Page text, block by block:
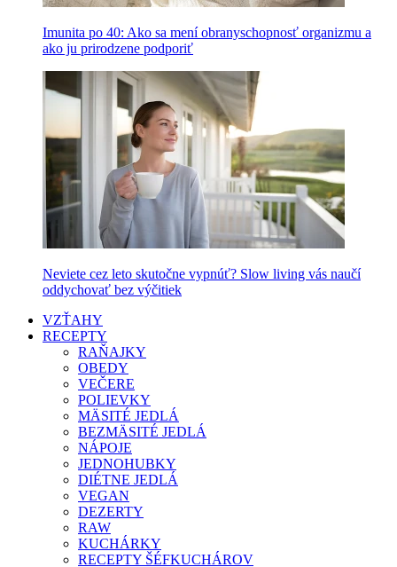
Imunita po 40: Ako sa mení obranyschopnosť organizmu a
ako ju prirodzene podporiť
Neviete cez leto skutočne vypnúť? Slow living vás naučí
oddychovať bez výčitiek
VZŤAHY
RECEPTY
RAŇAJKY
OBEDY
VEČERE
POLIEVKY
MÄSITÉ JEDLÁ
BEZMÄSITÉ JEDLÁ
NÁPOJE
JEDNOHUBKY
DIÉTNE JEDLÁ
VEGAN
DEZERTY
RAW
KUCHÁRKY
RECEPTY ŠÉFKUCHÁROV